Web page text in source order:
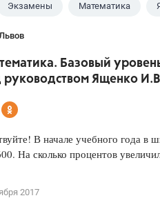
Экзамены Математика
Базовый
Ященко
В начале учебного года в
На сколько процентов
2017